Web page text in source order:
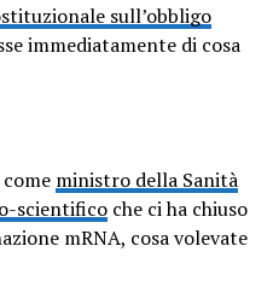
sull’obbligo
immediatamente di cosa
ministro della Sanità
scientifico che ci ha chiuso
mRNA, cosa volevate